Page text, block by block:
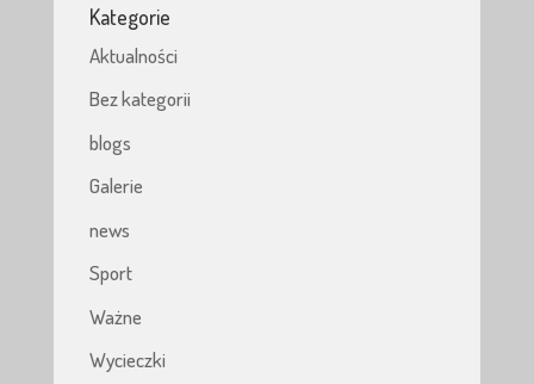
Kategorie
Aktualności
Bez kategorii
blogs
Galerie
news
Sport
Ważne
Wycieczki